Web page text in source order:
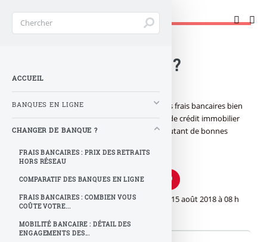
Changer de banque !
Changer de banque ?
Ras le bol de votre chargé de compte ? Des frais bancaires bien
au-delà de ce que vous pensiez ? Un taux de crédit immobilier
plus favorable dans une autre banque ? Autant de bonnes
Dernière mise à jour effectuée le mercredi 15 août 2018à 08 h
08parJe Veux Changer de Banque !
ACCUEIL
BANQUES EN LIGNE
CHANGER DE BANQUE ?
FRAIS BANCAIRES : PRIX DES RETRAITS
HORS RÉSEAU
COMPARATIF DES BANQUES EN LIGNE
FRAIS BANCAIRES : COMBIEN VOUS
COÛTE VOTRE...
MOBILITÉ BANCAIRE : DÉTAIL DES
ENGAGEMENTS DES...